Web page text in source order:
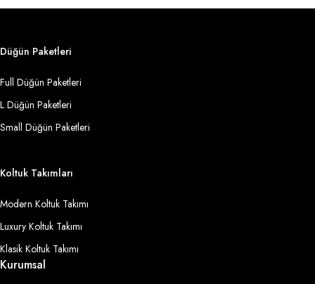
Düğün Paketleri
Full Düğün Paketleri
L Düğün Paketleri
Small Düğün Paketleri
Koltuk Takımları
Modern Koltuk Takımı
Luxury Koltuk Takımı
Klasik Koltuk Takımı
Kurumsal